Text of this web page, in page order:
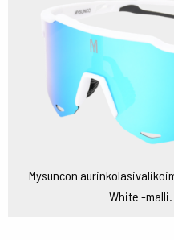
Mysuncon
White -malli.